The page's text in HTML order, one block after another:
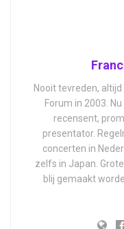
Nooit tevreden,
Forum in 2003.
recensent,
presentator.
concerten in
zelfs in Japan.
blij gemaakt